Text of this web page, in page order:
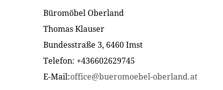
Büromöbel Oberland
Thomas Klauser
Bundesstraße 3, 6460 Imst
Telefon: +436602629745
E-Mail:office@bueromoebel-oberland.at